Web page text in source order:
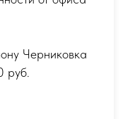
Черниковка
руб.